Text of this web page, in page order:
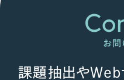
お問
課題抽出やWeb